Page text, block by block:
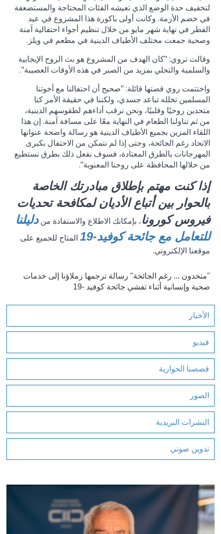
لتخفيف حدة الوضع الذي تعيشه الفئات المحتاجة والمستضعفة
في خضم الأزمة. وكانت أولى باكورة هذا المشروع في عيد
الفطر في نهاية شهر مايو من خلال تنظيم أجواء احتفالية آمنة
وصحية جمعت مختلف الأطياف الدينية في مطعم في ويلز.
وقالت تروي: "كان الهدف من المشروع هو بث الروح الإيجابية
والسلمية والتحلي بمزيد من الصبر في هذه الأوقات العصيبة".
واختتمت روي قصتها قائلة: "صحيح أن احتفالنا مع أخوتنا
المسلمين تخلله تباعد جسدي، ولكننا في حقيقة الأمر كنا
متحدين روحيًا وقلبيًا، ونحن نرقب أداءهم لطقوسهم الدينية،
من ثم تناولنا الطعام في النهاية معًا على مسافة آمنة. إن هذا
اللقاء المزين بجميع الأطياف الدينية هو رسالة واضحة عنوانها
الاتحاد رغم الجائحة، وحتى إذا لم نتمكن من الاحتفال بكبرى
المهرجانات بالطرق المعتادة، فسوف نفعل ذلك بطرق نستطيع
من خلالها المحافظة على روحنا المعنوية".
إذا كنت مهتم بإطلاق مبادرتك الخاصة
بالحوار بين أتباع الأديان لمكافحة تحديات
فيروس كورونا، بإمكانك الاطلاع والاستفادة مندليلنا
للتعامل مع جائحة كوفيد-19
المتاح للجميع على
موقعنا الإلكتروني.
"متحدون ... رغم الجائحة" رسالة ترجمها زملاؤنا إلى خدمات
صحية وإنسانية أثناء تفشي جائحة كوفيد -19
الأخبار
فيديو
قصصنا الحوارية
الصور
النشرات البريدية
تدوين صوتي